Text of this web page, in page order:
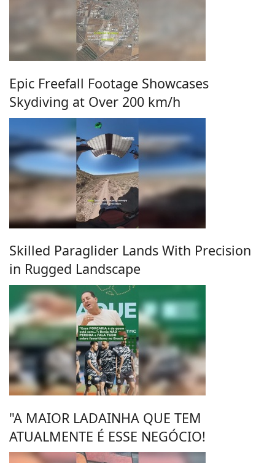
Epic Freefall Footage Showcases
Skydiving at Over 200 km/h
Skilled Paraglider Lands With Precision
in Rugged Landscape
"A MAIOR LADAINHA QUE TEM
ATUALMENTE É ESSE NEGÓCIO!